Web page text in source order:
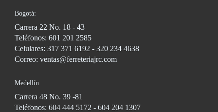
Bogotá:
Carrera 22 No. 18 - 43
Teléfonos: 601 201 2585
Celulares: 317 371 6192 - 320 234 4638
Correo: ventas@ferreteriajrc.com
Medellín
Carrera 48 No. 39 -81
Teléfonos: 604 444 5172 - 604 204 1307